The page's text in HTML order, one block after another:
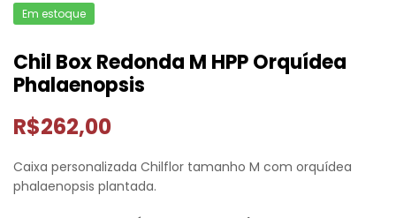
Em estoque
Chil Box Redonda M HPP Orquídea
Phalaenopsis
R$262,00
Caixa personalizada Chilflor tamanho M com orquídea
phalaenopsis plantada.